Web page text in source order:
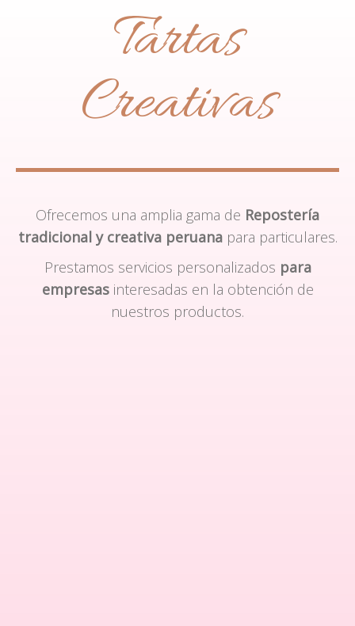
Tartas
Creativas
Ofrecemos una amplia gama de Repostería
tradicional y creativa peruanapara particulares.
Prestamos servicios personalizados para
empresasinteresadas en la obtención de
nuestros productos.